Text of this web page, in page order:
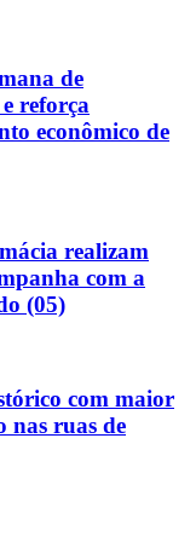
de
reforça
econômico de
realizam
com a
(05)
com maior
nas ruas de